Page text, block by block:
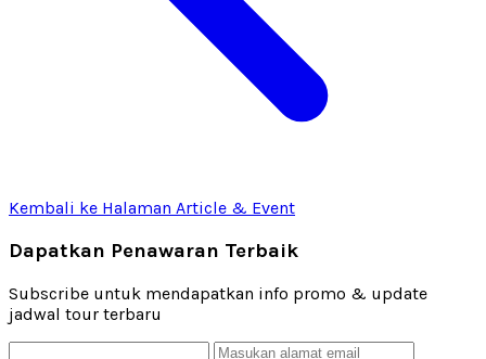
Kembali ke Halaman Article & Event
Dapatkan Penawaran Terbaik
Subscribe untuk mendapatkan info promo & update
jadwal tour terbaru